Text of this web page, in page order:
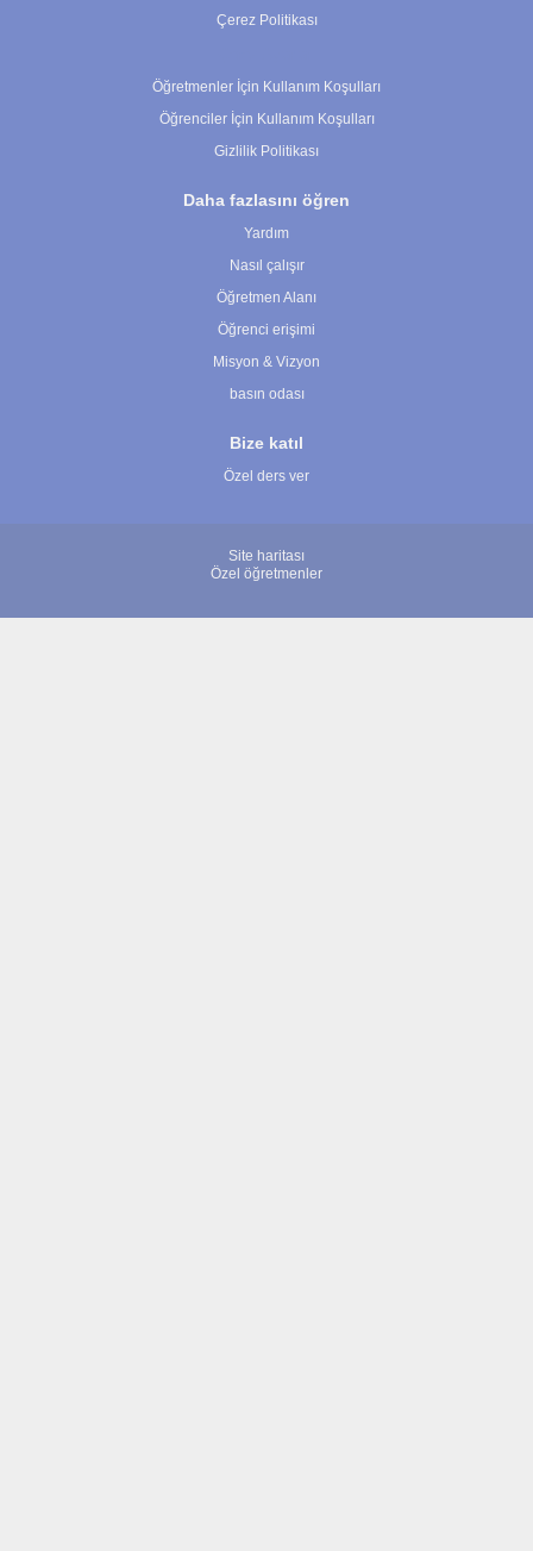
Çerez Politikası
Öğretmenler İçin Kullanım Koşulları
Öğrenciler İçin Kullanım Koşulları
Gizlilik Politikası
Daha fazlasını öğren
Yardım
Nasıl çalışır
Öğretmen Alanı
Öğrenci erişimi
Misyon & Vizyon
basın odası
Bize katıl
Özel ders ver
Site haritası
Özel öğretmenler